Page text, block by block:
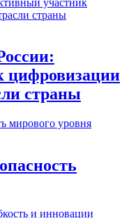
цифровизации
страны